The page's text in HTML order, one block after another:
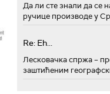
Да ли сте знали да се
ручице производе у
Re: Eh...
Лесковачка спржа –
заштићеним